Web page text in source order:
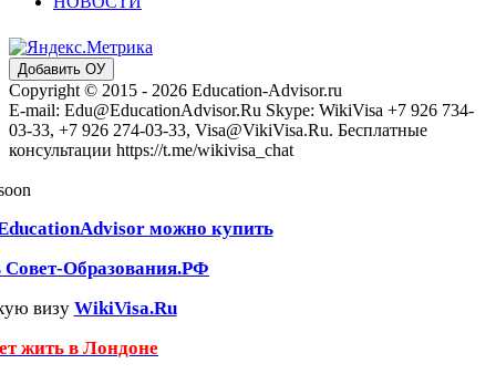
Добавить ОУ
Copyright © 2015 - 2026 Education-Advisor.ru
E-mail: Edu@EducationAdvisor.Ru Skype: WikiVisa +7 926 734-
03-33, +7 926 274-03-33, Visa@VikiVisa.Ru. Бесплатные
консультации https://t.me/wikivisa_chat
можно купить
Совет-Образования.РФ
визу WikiVisa.Ru
жить в Лондоне